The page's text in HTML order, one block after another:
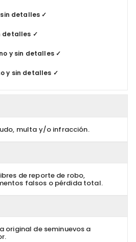
sin detalles ✓
detalles ✓
y sin detalles ✓
y sin detalles ✓
multa y/o infracción.
de reporte de robo,
falsos o pérdida total.
original de seminuevos a